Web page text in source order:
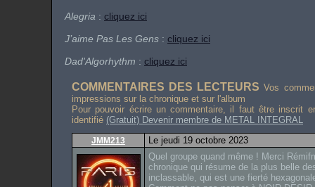
Alegria : cliquez ici
J’aime Pas Les Gens : cliquez ici
Dad'Algorhythm : cliquez ici
COMMENTAIRES DES LECTEURS Vos
impressions sur la chronique et sur l'album
Pour pouvoir écrire un commentaire, il faut être inscrit
identifié (Gratuit) Devenir membre de METAL INTEGRAL
JMM213 Le jeudi 19 octobre 2023
Quel groupe quand même ! Merci
chronique qui résume de la plus belle
inclassable, qui est une fierté